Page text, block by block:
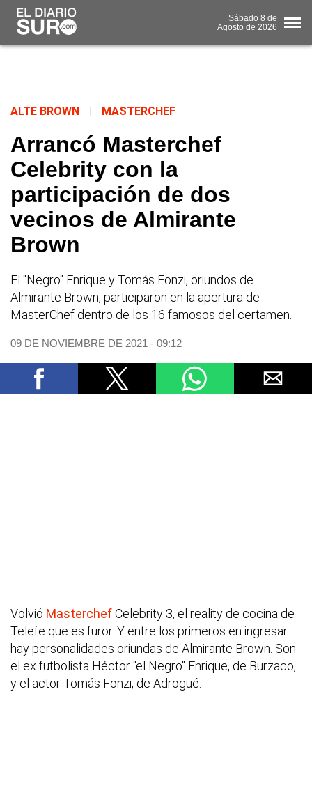
Sábado 8 de
Agosto de 2026
ALTE BROWN MASTERCHEF
Arrancó Masterchef
Celebrity con la
participación de dos
vecinos de Almirante
Brown
El "Negro" Enrique y Tomás Fonzi, oriundos de
Almirante Brown, participaron en la apertura de
MasterChef dentro de los 16 famosos del certamen.
09 DE NOVIEMBRE DE 2021 - 09:12
Volvió MasterchefCelebrity 3, el reality de cocina de
Telefe que es furor. Y entre los primeros en ingresar
hay personalidades oriundas de Almirante Brown. Son
el ex futbolista Héctor "el Negro" Enrique, de Burzaco,
y el actor Tomás Fonzi, de Adrogué.